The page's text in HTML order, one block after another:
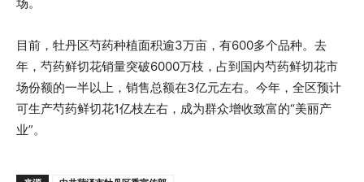
目前，牡丹区芍药种植面积逾3万亩，有600多个品种。去
年，芍药鲜切花销量突破6000万枝，占到国内芍药鲜切花市
场份额的一半以上，销售总额在3亿元左右。今年，全区预计
可生产芍药鲜切花1亿枝左右，成为群众增收致富的“美丽产
业”。